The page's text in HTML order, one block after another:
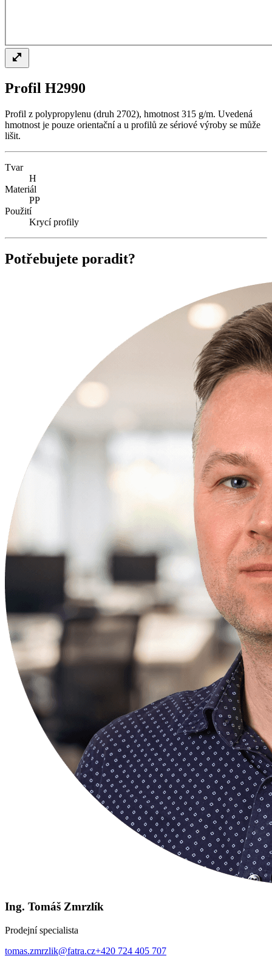
Profil H2990
Profil z polypropylenu (druh 2702), hmotnost 315 g/m. Uvedená
hmotnost je pouze orientační a u profilů ze sériové výroby se může
lišit.
Tvar
H
Materiál
PP
Použití
Krycí profily
Potřebujete poradit?
Ing. Tomáš Zmrzlík
Prodejní specialista
tomas.zmrzlik@fatra.cz+420 724 405 707